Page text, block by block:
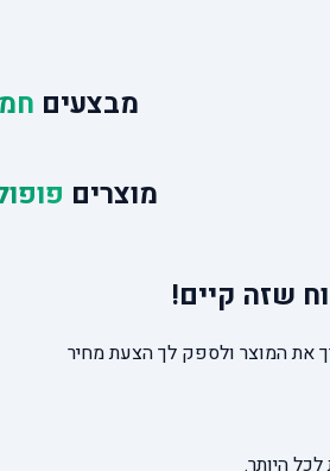
מבצעים
מוצרים
שזה קיים!
את המוצר ולספק לך הצעת מחיר